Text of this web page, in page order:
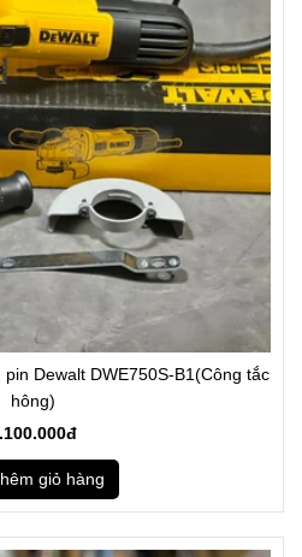
Dewalt DWE750S-B1(Công tắc
hông)
giỏ hàng